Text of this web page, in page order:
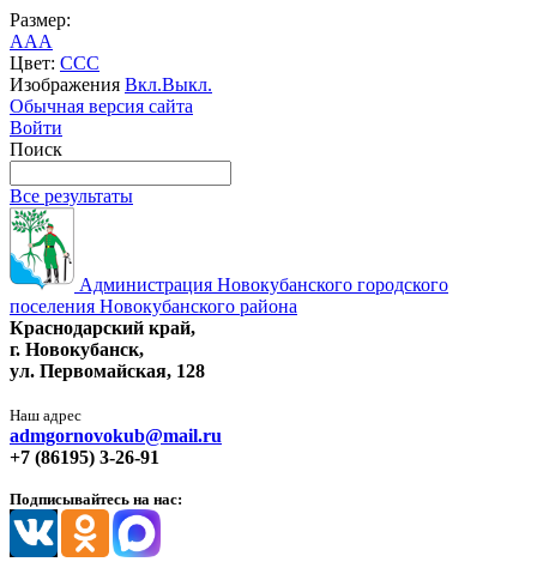
Размер:
AAA
Цвет: CCC
Изображения Вкл.Выкл.
Обычная версия сайта
Войти
Поиск
Все результаты
Администрация Новокубанского городского
поселения Новокубанского района
Краснодарский край,
г. Новокубанск,
ул. Первомайская, 128
Наш адрес
admgornovokub@mail.ru
+7 (86195) 3-26-91
Подписывайтесь на нас: